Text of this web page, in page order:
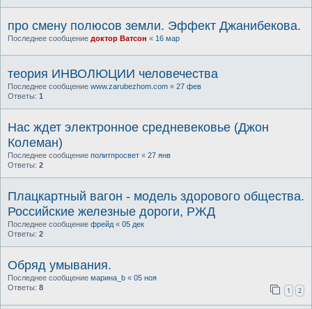
про смену полюсов земли. Эффект Джанибекова.
Последнее сообщение доктор Ватсон « 16 мар
теория ИНВОЛЮЦИИ человечества
Последнее сообщение www.zarubezhom.com « 27 фев
Ответы: 1
Нас ждет электронное средневековье (Джон
Колеман)
Последнее сообщение политпросвет « 27 янв
Ответы: 2
Плацкартный вагон - модель здорового общества.
Российские железные дороги, РЖД
Последнее сообщение фрейд « 05 дек
Ответы: 2
Обряд умывания.
Последнее сообщение марина_b « 05 ноя
Ответы: 8 1 2